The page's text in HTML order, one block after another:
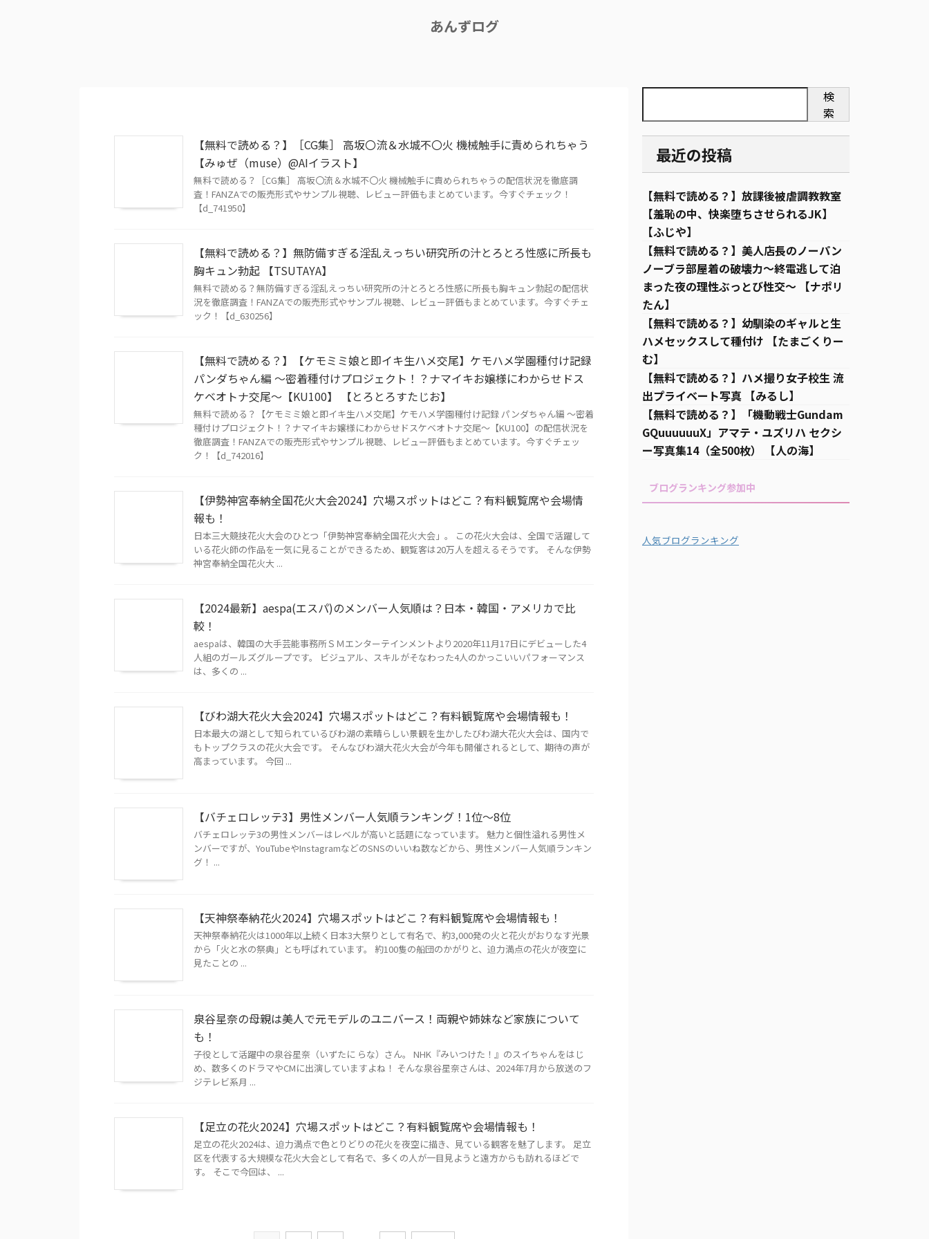
あんずログ
【無料で読める？】［CG集］ 高坂〇流＆水城不〇火 機械触手に責められちゃう
【みゅぜ（muse）@AIイラスト】
無料で読める？［CG集］ 高坂〇流＆水城不〇火 機械触手に責められちゃうの配信状況を徹底調
査！FANZAでの販売形式やサンプル視聴、レビュー評価もまとめています。今すぐチェック！
【d_741950】
【無料で読める？】無防備すぎる淫乱えっちい研究所の汁とろとろ性感に所長も
胸キュン勃起 【TSUTAYA】
無料で読める？無防備すぎる淫乱えっちい研究所の汁とろとろ性感に所長も胸キュン勃起の配信状
況を徹底調査！FANZAでの販売形式やサンプル視聴、レビュー評価もまとめています。今すぐチェ
ック！【d_630256】
【無料で読める？】【ケモミミ娘と即イキ生ハメ交尾】ケモハメ学園種付け記録
パンダちゃん編 〜密着種付けプロジェクト！？ナマイキお嬢様にわからせドス
ケベオトナ交尾〜【KU100】 【とろとろすたじお】
無料で読める？【ケモミミ娘と即イキ生ハメ交尾】ケモハメ学園種付け記録 パンダちゃん編 〜密着
種付けプロジェクト！？ナマイキお嬢様にわからせドスケベオトナ交尾〜【KU100】の配信状況を
徹底調査！FANZAでの販売形式やサンプル視聴、レビュー評価もまとめています。今すぐチェッ
ク！【d_742016】
【伊勢神宮奉納全国花火大会2024】穴場スポットはどこ？有料観覧席や会場情
報も！
日本三大競技花火大会のひとつ「伊勢神宮奉納全国花火大会」。 この花火大会は、全国で活躍して
いる花火師の作品を一気に見ることができるため、観覧客は20万人を超えるそうです。 そんな伊勢
神宮奉納全国花火大 ...
【2024最新】aespa(エスパ)のメンバー人気順は？日本・韓国・アメリカで比
較！
aespaは、韓国の大手芸能事務所ＳＭエンターテインメントより2020年11月17日にデビューした4
人組のガールズグループです。 ビジュアル、スキルがそなわった4人のかっこいいパフォーマンス
は、多くの ...
【びわ湖大花火大会2024】穴場スポットはどこ？有料観覧席や会場情報も！
日本最大の湖として知られているびわ湖の素晴らしい景観を生かしたびわ湖大花火大会は、国内で
もトップクラスの花火大会です。 そんなびわ湖大花火大会が今年も開催されるとして、期待の声が
高まっています。 今回 ...
【バチェロレッテ3】男性メンバー人気順ランキング！1位～8位
バチェロレッテ3の男性メンバーはレベルが高いと話題になっています。 魅力と個性溢れる男性メ
ンバーですが、YouTubeやInstagramなどのSNSのいいね数などから、男性メンバー人気順ランキン
グ！ ...
【天神祭奉納花火2024】穴場スポットはどこ？有料観覧席や会場情報も！
天神祭奉納花火は1000年以上続く日本3大祭りとして有名で、約3,000発の火と花火がおりなす光景
から「火と水の祭典」とも呼ばれています。 約100隻の船団のかがりと、迫力満点の花火が夜空に
見たことの ...
泉谷星奈の母親は美人で元モデルのユニバース！両親や姉妹など家族について
も！
子役として活躍中の泉谷星奈（いずたに らな）さん。 NHK『みいつけた！』のスイちゃんをはじ
め、数多くのドラマやCMに出演していますよね！ そんな泉谷星奈さんは、2024年7月から放送のフ
ジテレビ系月 ...
【足立の花火2024】穴場スポットはどこ？有料観覧席や会場情報も！
足立の花火2024は、迫力満点で色とりどりの花火を夜空に描き、見ている観客を魅了します。 足立
区を代表する大規模な花火大会として有名で、多くの人が一目見ようと遠方からも訪れるほどで
す。 そこで今回は、 ...
検
索
最近の投稿
【無料で読める？】放課後被虐調教教室
【羞恥の中、快楽堕ちさせられるJK】
【ふじや】
【無料で読める？】美人店長のノーパン
ノーブラ部屋着の破壊力〜終電逃して泊
まった夜の理性ぶっとび性交〜 【ナポリ
たん】
【無料で読める？】幼馴染のギャルと生
ハメセックスして種付け 【たまごくりー
む】
【無料で読める？】ハメ撮り女子校生 流
出プライベート写真 【みるし】
【無料で読める？】「機動戦士Gundam
GQuuuuuuX」アマテ・ユズリハ セクシ
ー写真集14（全500枚） 【人の海】
ブログランキング参加中
人気ブログランキング